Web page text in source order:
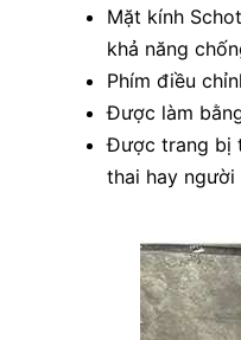
Mặt kính
khả năng
Phím điều
Được làm
Được trang bị
thai hay